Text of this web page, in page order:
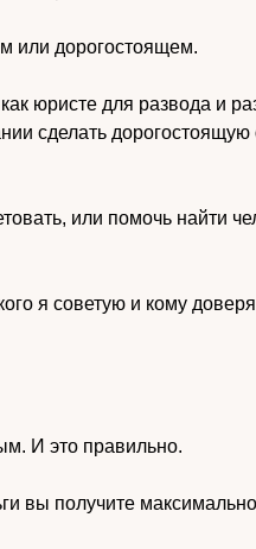
или дорогостоящем.
юристе для развода и
сделать
или помочь найти
я советую и кому
И это правильно.
вы получите